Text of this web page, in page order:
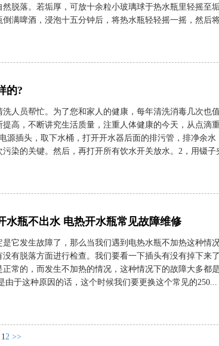
脱落。若垢厚，可放十余粒小玻璃球于热水瓶里轻摇至垢
满啤酒，浸泡十五分钟后，将热水瓶轻轻摇一摇，然后
的?
人员帮忙。为了您和家人的健康，每年清洗消毒几次也
高，不断讲究生活质量，注重人体健康的今天，从点滴
源插头，取下水桶，打开开水器后面的排污管，排净余水
染的关键。然后，再打开所有饮水开关放水。2，用镊子
水瓶不出水 电热开水瓶常见故障维修
它发生故障了，那么当我们遇到电热水瓶不加热这种情
有脱落方面进行检查。我们要看一下插头有没有掉下来
常的，而发生不加热的情况，这种情况下的故障大多都
由于这种原因的话，这个时候我们要更换这个常见的250...
12 >>